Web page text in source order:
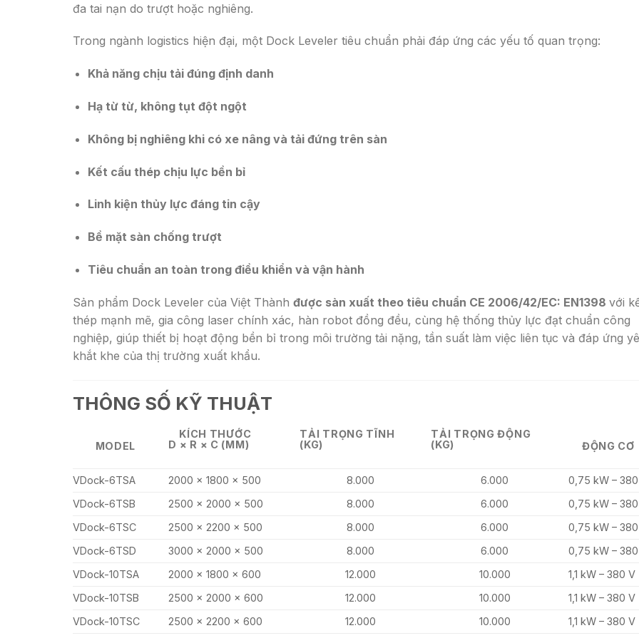
đa tai nạn do trượt hoặc nghiêng.
Trong ngành logistics hiện đại, một Dock Leveler tiêu chuẩn phải đáp ứng các yếu tố quan trọng:
Khả năng chịu tải đúng định danh
Hạ từ từ, không tụt đột ngột
Không bị nghiêng khi có xe nâng và tải đứng trên sàn
Kết cấu thép chịu lực bền bỉ
Linh kiện thủy lực đáng tin cậy
Bề mặt sàn chống trượt
Tiêu chuẩn an toàn trong điều khiển và vận hành
Sản phẩm Dock Leveler của Việt Thành được sàn xuất theo tiêu chuẩn CE 2006/42/EC: EN1398 với
thép mạnh mẽ, gia công laser chính xác, hàn robot đồng đều, cùng hệ thống thủy lực đạt chuẩn công
nghiệp, giúp thiết bị hoạt động bền bỉ trong môi trường tải nặng, tần suất làm việc liên tục và đáp ứng
khắt khe của thị trường xuất khẩu.
THÔNG SỐ KỸ THUẬT
MODEL
KÍCH THƯỚC
D × R × C (MM)
TẢI TRỌNG TĨNH
(KG)
TẢI TRỌNG ĐỘNG
(KG)
ĐỘNG CƠ
VDock-6TSA 2000 × 1800 × 500 8.000 6.000
0,75 kW –
VDock-6TSB
2500 × 2000 × 500 8.000 6.000
0,75 kW –
VDock-6TSC
2500 × 2200 × 500 8.000 6.000
0,75 kW –
VDock-6TSD
3000 × 2000 × 500 8.000 6.000
0,75 kW –
VDock-10TSA
2000 × 1800 × 600 12.000 10.000
1,1 kW – 380 V
VDock-10TSB
2500 × 2000 × 600 12.000 10.000
1,1 kW – 380 V
VDock-10TSC
2500 × 2200 × 600 12.000 10.000
1,1 kW – 380 V